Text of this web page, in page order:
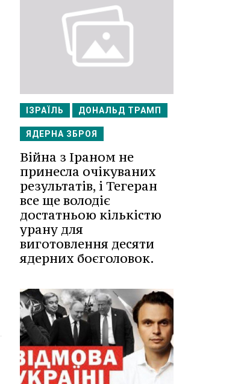
ІЗРАЇЛЬ ДОНАЛЬД ТРАМП
ЯДЕРНА ЗБРОЯ
Війна з Іраном не
принесла очікуваних
результатів, і Тегеран
все ще володіє
достатньою кількістю
урану для
виготовлення десяти
ядерних боєголовок.